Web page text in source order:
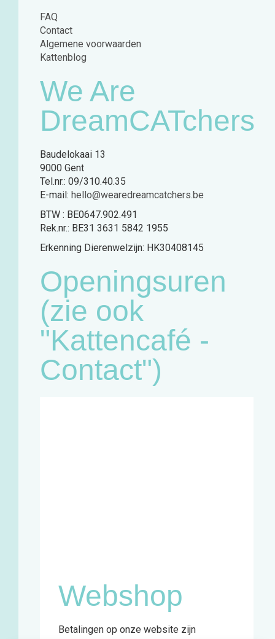
FAQ
Contact
Algemene voorwaarden
Kattenblog
We Are
DreamCATchers
Baudelokaai 13
9000 Gent
Tel.nr.: 09/310.40.35
E-mail: hello@wearedreamcatchers.be
BTW : BE0647.902.491
Rek.nr.: BE31 3631 5842 1955
Erkenning Dierenwelzijn: HK30408145
Openingsuren
(zie ook
"Kattencafé -
Contact")
Webshop
Betalingen op onze website zijn